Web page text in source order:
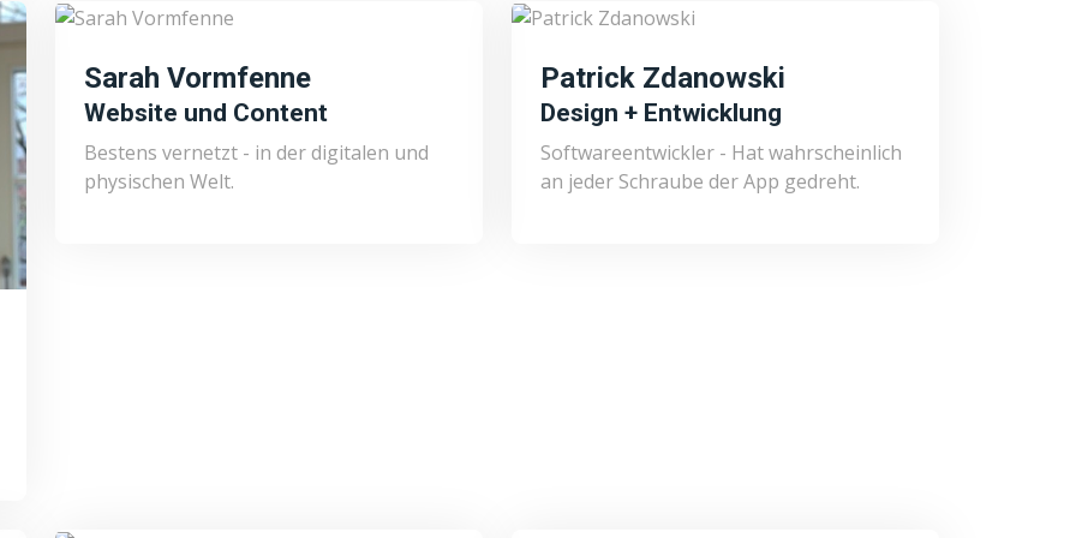
Sarah Vormfenne
Website und Content
Bestens vernetzt - in der digitalen und
physischen Welt.
Patrick Zdanowski
Design + Entwicklung
Softwareentwickler - Hat wahrscheinlich
an jeder Schraube der App gedreht.